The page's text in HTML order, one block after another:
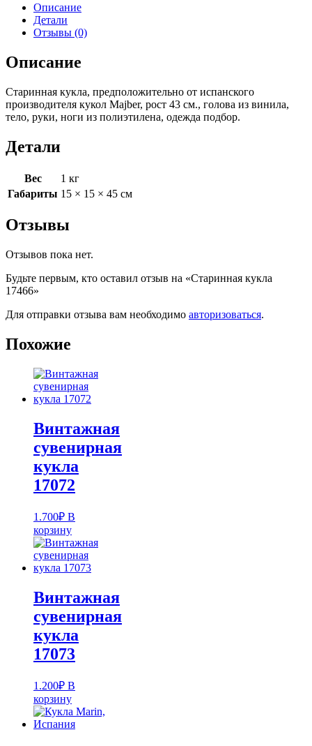
Описание
Детали
Отзывы (0)
Описание
Старинная кукла, предположительно от испанского
производителя кукол Majber, рост 43 см., голова из винила,
тело, руки, ноги из полиэтилена, одежда подбор.
Детали
Вес
1 кг
Габариты 15 × 15 × 45 см
Отзывы
Отзывов пока нет.
Будьте первым, кто оставил отзыв на «Старинная кукла
17466»
Для отправки отзыва вам необходимо авторизоваться.
Похожие
Винтажная
сувенирная
кукла
17072
1.700₽ В
корзину
Винтажная
сувенирная
кукла
17073
1.200₽ В
корзину